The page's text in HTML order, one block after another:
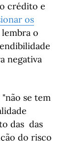
crédito e
os
o
negativa
se tem
das das
do risco